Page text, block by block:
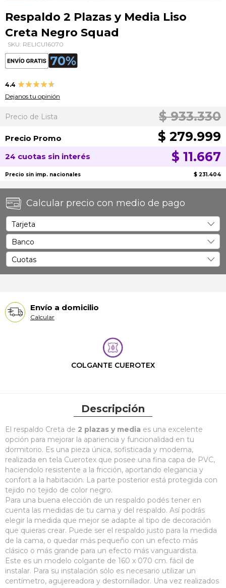
al
comienzo
de
la
galería
de
Respaldo 2 Plazas y Media Liso
Creta Negro Squad
SKU: RELICU16070
4.4 Valoración:
87
% of100
Dejanos tu opinión
Precio de Lista $ 933.330
Precio Promo $ 279.999
24 cuotas sin interés $ 11.667
Precio sin imp. nacionales $ 231.404
Calcular precio con medio de pago
Envío a domicilio
Calcular
COLGANTE CUEROTEX
Descripción
El respaldo Creta de 2 plazas y media es una excelente
opción para mejorar la apariencia y funcionalidad en tu
dormitorio. Es una pieza única, sofisticada y moderna,
realizada en tela Cuerotex que posee una fina capa de PVC,
haciendolo resistente a la fricción, aportando elegancia y
confort a la habitación. La parte posterior está protegida con
tejido no tejido de color negro.
Para una buena elección de un respaldo podés tener en
cuenta las medidas de tu cama y del respaldo. Así podrás
elegir la medida que mejor se adapte al tipo de decoración
que quieras crear. Puede ser el respaldo justo para la medida
de la cama, o quedar más pequeño con un efecto más
clásico o más grande para un efecto más vanguardista.
Este es un modelo colgante de 160 x 070 cm. fácil de
instalar. Para su instalación sólo es necesario utilizar un
centímetro, agujereadora y destornillador. Una vez realizados